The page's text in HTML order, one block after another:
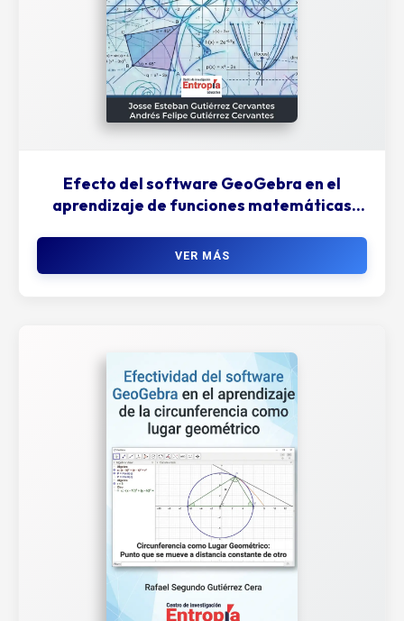
Efecto del software GeoGebra en el
aprendizaje de funciones matemáticas
VER MÁS